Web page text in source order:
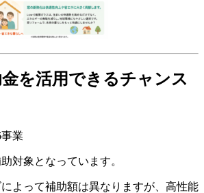
金を活用できるチャンス
業
対象となっています。
よって補助額は異なりますが、高性能